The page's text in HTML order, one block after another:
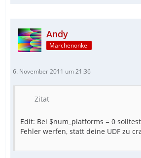
Andy
Märchenonkel
6. November 2011 um 21:36
Zitat
Edit: Bei $num_platforms = 0
Fehler werfen, statt deine UDF zu